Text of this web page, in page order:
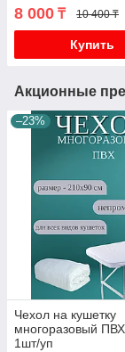
8 000 ₸ 10 400 ₸
Купить
Акционные
–23%
Чехол на кушетку
многоразовый
1шт/уп